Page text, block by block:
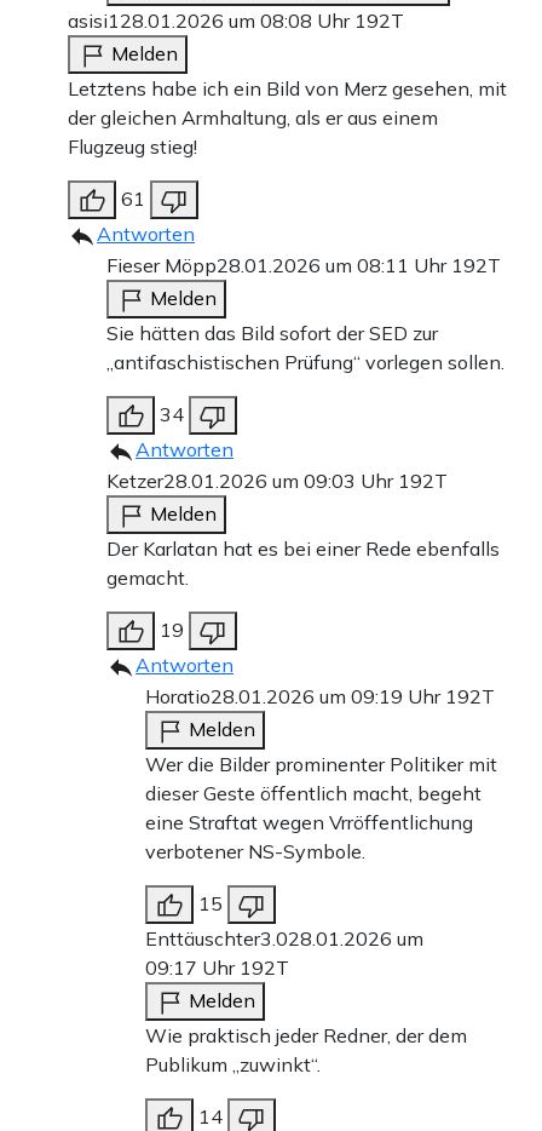
asisi128.01.2026 um 08:08 Uhr 192T
Melden
Letztens habe ich ein Bild von Merz gesehen, mit
der gleichen Armhaltung, als er aus einem
Flugzeug stieg!
61
Antworten
Fieser Möpp28.01.2026 um 08:11 Uhr 192T
Melden
Sie hätten das Bild sofort der SED zur
„antifaschistischen Prüfung“ vorlegen sollen.
34
Antworten
Ketzer28.01.2026 um 09:03 Uhr 192T
Melden
Der Karlatan hat es bei einer Rede ebenfalls
gemacht.
19
Antworten
Horatio28.01.2026 um 09:19 Uhr 192T
Melden
Wer die Bilder prominenter Politiker mit
dieser Geste öffentlich macht, begeht
eine Straftat wegen Vrröffentlichung
verbotener NS-Symbole.
15
Enttäuschter3.028.01.2026 um
09:17 Uhr 192T
Melden
Wie praktisch jeder Redner, der dem
Publikum „zuwinkt“.
14